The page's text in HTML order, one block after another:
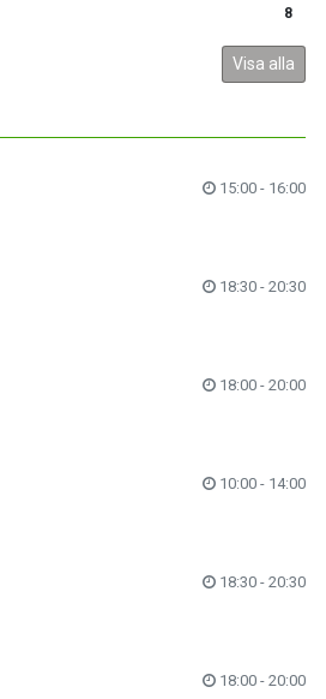
8
Visa alla
15:00 - 16:00
18:30 - 20:30
18:00 - 20:00
10:00 - 14:00
18:30 - 20:30
18:00 - 20:00